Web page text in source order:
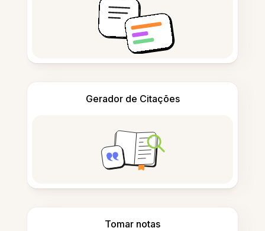
Gerador de Citações
Tomar notas